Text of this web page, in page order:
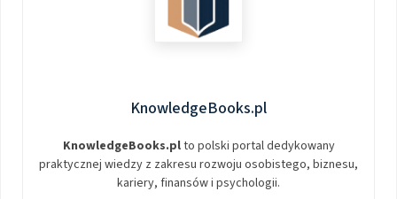
KnowledgeBooks.pl
KnowledgeBooks.plto polski portal dedykowany
praktycznej wiedzy z zakresu rozwoju osobistego, biznesu,
kariery, finansów i psychologii.